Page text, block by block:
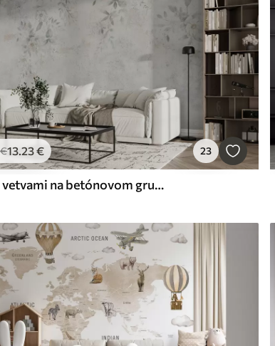
€13.23€ 23
Kvety s vetvami na betónovom grungeovom pozadí minimalizmu